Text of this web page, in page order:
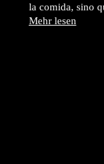
la comida, sino
Mehr lesen